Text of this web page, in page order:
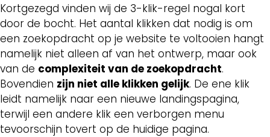
Kortgezegd vinden wij de 3-klik-regel nogal kort
door de bocht. Het aantal klikken dat nodig is om
een zoekopdracht op je website te voltooien hangt
namelijk niet alleen af van het ontwerp, maar ook
van de complexiteit van de zoekopdracht.
Bovendien zijn niet alle klikken gelijk. De ene klik
leidt namelijk naar een nieuwe landingspagina,
terwijl een andere klik een verborgen menu
tevoorschijn tovert op de huidige pagina.